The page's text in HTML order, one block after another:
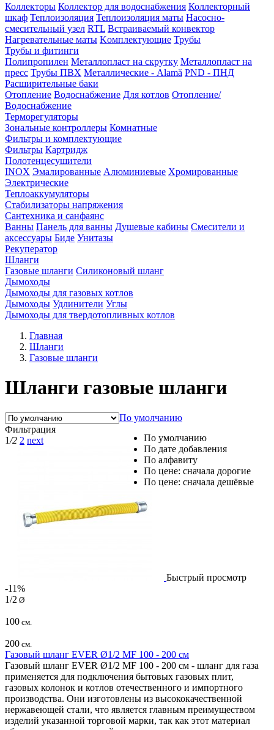
Коллекторы Коллектор для водоснабжения Коллекторный
шкаф Теплоизоляция Теплоизоляция маты Насосно-
смесительный узел RTL Встраиваемый конвектор
Нагревательные маты Kомплектующие Трубы
Трубы и фитинги
Полипропилен Металлопласт на скрутку Металлопласт на
пресс Трубы ПВХ Металлические - Alamă PND - ПНД
Расширительные баки
Отопление Водоснабжение Для котлов Отопление/
Водоснабжение
Терморегуляторы
Зональные контроллеры Комнатные
Фильтры и комплектующие
Фильтры Картридж
Полотенцесушители
INOX Эмалированные Алюминиевые Хромированные
Электрические
Теплоаккумуляторы
Стабилизаторы напряжения
Сантехника и санфаянс
Ванны Панель для ванны Душевые кабины Смесители и
аксессуары Биде Унитазы
Рекуператор
Шланги
Газовые шланги Силиконовый шланг
Дымоходы
Дымоходы для газовых котлов
Дымоходы Удлинители Углы
Дымоходы для твердотопливных котлов
Главная
Шланги
Газовые шланги
Шланги газовые шланги
По умолчанию
Фильтрация
1/2 2 next
Быстрый просмотр
-11%
1/2 Ø
100 см.
200 см.
Газовый шланг EVER Ø1/2 MF 100 - 200 см
Газовый шланг EVER Ø1/2 MF 100 - 200 см - шланг для газа
применяется для подключения бытовых газовых плит,
газовых колонок и котлов отечественного и импортного
производства. Они изготовлены из высококачественной
нержавеющей стали, что является главным преимуществом
изделий указанной торговой марки, так как этот материал
По умолчанию
По дате добавления
По алфавиту
По цене: сначала дорогие
По цене: сначала дешёвые